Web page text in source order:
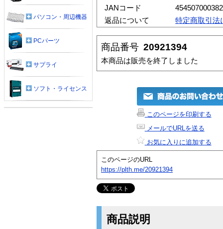
JANコード
返品について
特定商取引法
商品番号 20921394
本商品は販売を終了しました
このページを印刷する
メールでURLを送る
お気に入りに追加する
このページのURL
https://plth.me/20921394
商品説明
パソコン・周辺機器
PCパーツ
サプライ
ソフト・ライセンス